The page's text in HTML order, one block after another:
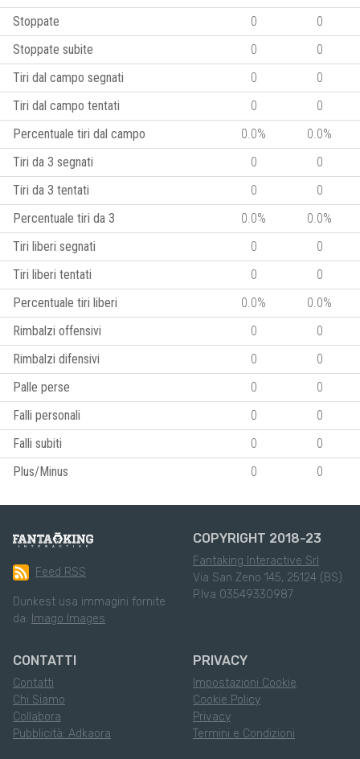
Stoppate
0
0
Stoppate subite
0
0
Tiri dal campo segnati
0
0
Tiri dal campo tentati
0
0
Percentuale tiri dal campo
0.0%
0.0%
Tiri da 3 segnati
0
0
Tiri da 3 tentati
0
0
Percentuale tiri da 3
0.0%
0.0%
Tiri liberi segnati
0
0
Tiri liberi tentati
0
0
Percentuale tiri liberi
0.0%
0.0%
Rimbalzi offensivi
0
0
Rimbalzi difensivi
0
0
Palle perse
0
0
Falli personali
0
0
Falli subiti
0
0
Plus/Minus
0 0
Feed RSS
Dunkest usa immagini fornite
da: Imago Images
COPYRIGHT 2018-23
Fantaking Interactive Srl
Via San Zeno 145, 25124 (BS)
P.Iva 03549330987
CONTATTI
Contatti
Chi Siamo
Collabora
Pubblicità: Adkaora
PRIVACY
Impostazioni Cookie
Cookie Policy
Privacy
Termini e Condizioni